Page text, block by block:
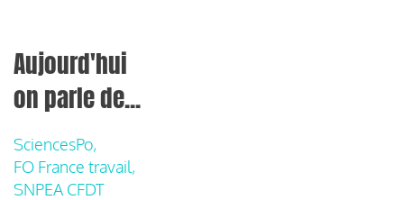
Aujourd'hui
on parle de...
SciencesPo,
FO France travail,
SNPEA CFDT